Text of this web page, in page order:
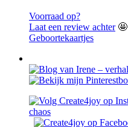
Voorraad op?
Laat een review achter🤩
Geboortekaartjes